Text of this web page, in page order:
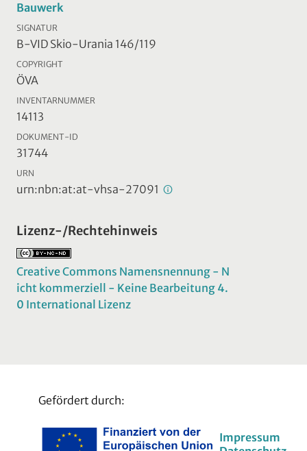
Bauwerk
SIGNATUR
B-VID Skio-Urania 146/119
COPYRIGHT
ÖVA
INVENTARNUMMER
14113
DOKUMENT-ID
31744
URN
urn:nbn:at:at-vhsa-27091
Lizenz-/Rechtehinweis
Creative Commons Namensnennung - N
icht kommerziell - Keine Bearbeitung 4.
0 International Lizenz
Gefördert durch:
Impressum